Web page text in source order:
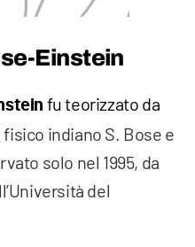
Einstein
fu teorizzato da
fisico indiano S. Bose e
solo nel 1995, da
del